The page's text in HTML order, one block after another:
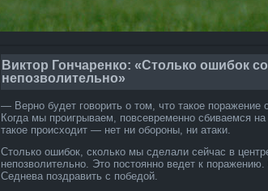
Виктор Гончаренко: «Столько ошибок
непозволительно»
— Верно будет говорить о том, что такое поражение
Когда­ мы проигрываем, повсевременно сбиваемся
такое происходит — нет ни обороны, ни атаки.
Столько ошибок, сколько мы сделали сейчас в
непозволительно. Это постоянно ведет к
Седнева поздравить с победой.